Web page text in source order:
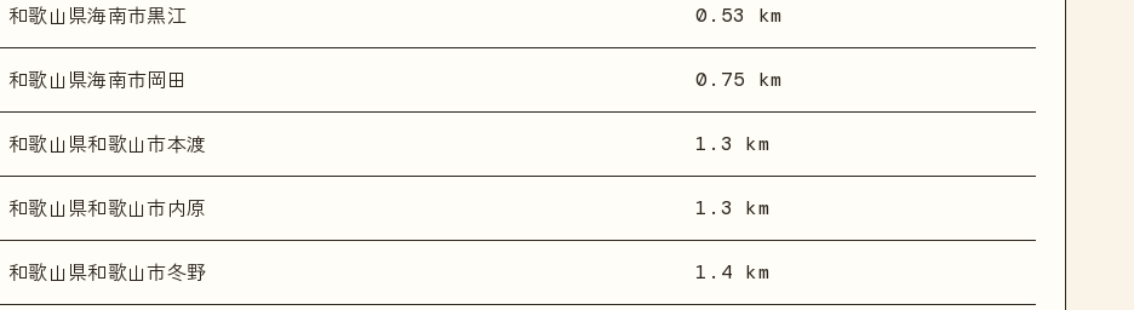
和歌山県海南市黒江 0.53 km
和歌山県海南市岡田 0.75 km
和歌山県和歌山市本渡 1.3 km
和歌山県和歌山市内原 1.3 km
和歌山県和歌山市冬野 1.4 km